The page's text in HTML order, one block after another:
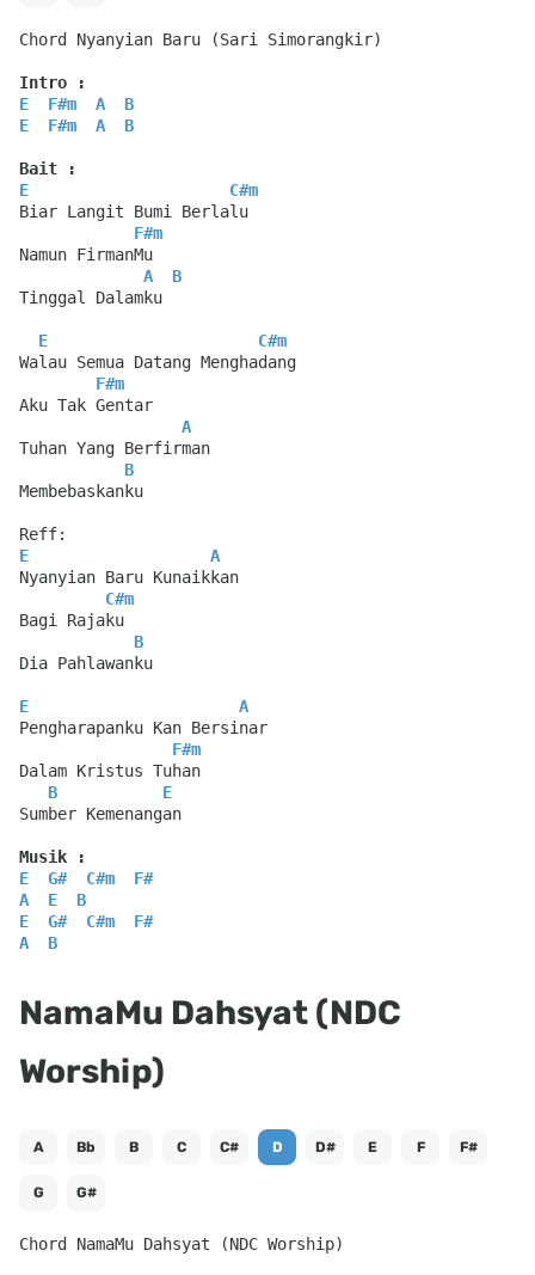
Chord Nyanyian Baru (Sari Simorangkir)
Intro :
E
F#m A
B
E
F#m A B
Bait :
E
C#m
Biar Langit Bumi Berlalu
F#m
Namun FirmanMu
A
B
Tinggal Dalamku
E
C#m
Walau Semua Datang Menghadang
F#m
Aku Tak Gentar
A
Tuhan Yang Berfirman
B
Membebaskanku
Reff:
E
A
Nyanyian Baru Kunaikkan
C#m
Bagi Rajaku
B
Dia Pahlawanku
E
A
Pengharapanku Kan Bersinar
F#m
Dalam Kristus Tuhan
B
E
Sumber Kemenangan
Musik :
E
G# C#m
F#
A
E
B
E
G# C#m
F#
A
B
NamaMu Dahsyat (NDC
Worship)
A Bb B C C# D D# E F F#
G G#
Chord NamaMu Dahsyat (NDC Worship)